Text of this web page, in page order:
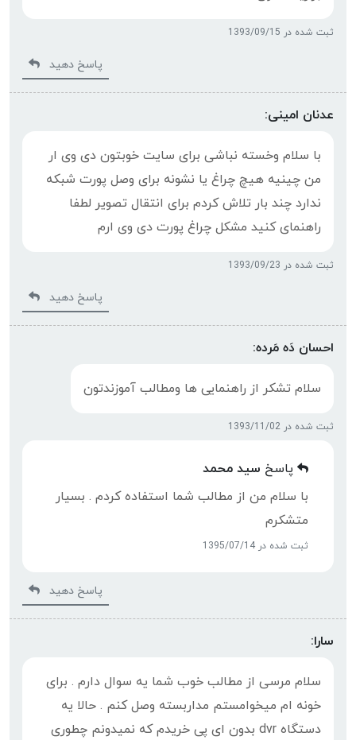
ثبت شده در 1393/09/15
پاسخ دهید
عدنان امینی:
با سلام وخسته نباشی برای سایت خوبتون دی وی ار
من چینیه هیچ چراغ یا نشونه برای وصل پورت شبکه
ندارد چند بار تلاش کردم برای انتقال تصویر لطفا
راهنمای کنید مشکل چراغ پورت دی وی ارم
ثبت شده در 1393/09/23
پاسخ دهید
احسان دَه مَرده:
سلام تشکر از راهنمایی ها ومطالب آموزندتون
ثبت شده در 1393/11/02
پاسخ سید محمد
با سلام من از مطالب شما استفاده کردم . بسیار
متشکرم
ثبت شده در 1395/07/14
پاسخ دهید
سارا:
سلام مرسی از مطالب خوب شما یه سوال دارم . برای
خونه ام میخوامستم مداربسته وصل کنم . حالا یه
دستگاه dvr بدون ای پی خریدم که نمیدونم چطوری